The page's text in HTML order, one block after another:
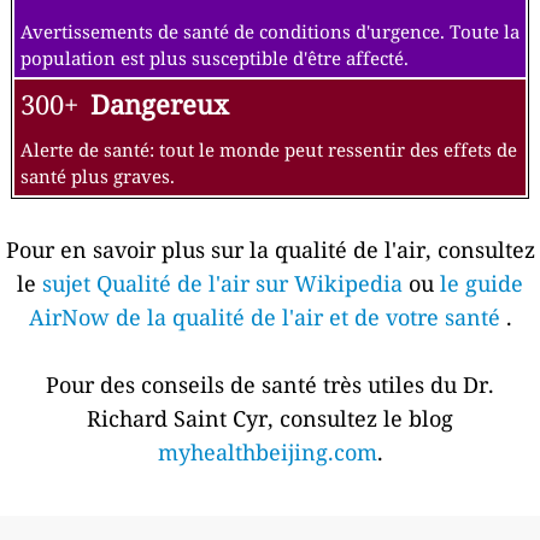
Avertissements de santé de conditions d'urgence. Toute la
population est plus susceptible d'être affecté.
300+ Dangereux
Alerte de santé: tout le monde peut ressentir des effets de
santé plus graves.
Pour en savoir plus sur la qualité de l'air, consultez
le sujet Qualité de l'air sur Wikipedia ou le guide
AirNow de la qualité de l'air et de votre santé .
Pour des conseils de santé très utiles du Dr.
Richard Saint Cyr, consultez le blog
myhealthbeijing.com.